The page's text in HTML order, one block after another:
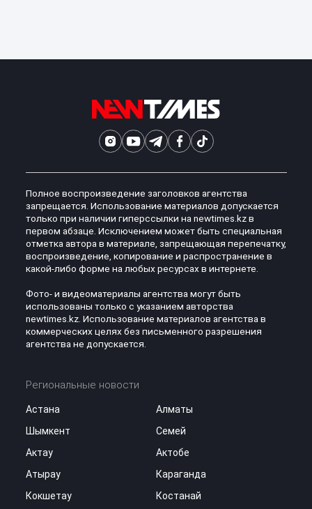
Полное воспроизведение заголовков агентства
запрещается. Использование материалов допускается
только при наличии гиперссылки на newtimes.kz в
первом абзаце. Исключением может быть специальная
отметка автора в материале, запрещающая перепечатку,
воспроизведение, копирование и распространение в
какой-либо форме на любых ресурсах в интернете.
Фото- и видеоматериалы агентства могут быть
использованы только с указанием авторства
newtimes.kz. Использование материалов агентства в
коммерческих целях без письменного разрешения
агентства не допускается.
Региональные новости
Астана
Алматы
Шымкент
Семей
Актау
Актобе
Атырау
Караганда
Кокшетау
Костанай